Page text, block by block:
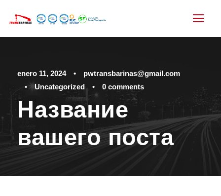
enero 11, 2024 •
pwtransbarinas@gmail.com
•
Uncategorized • 0 comments
Название
вашего поста